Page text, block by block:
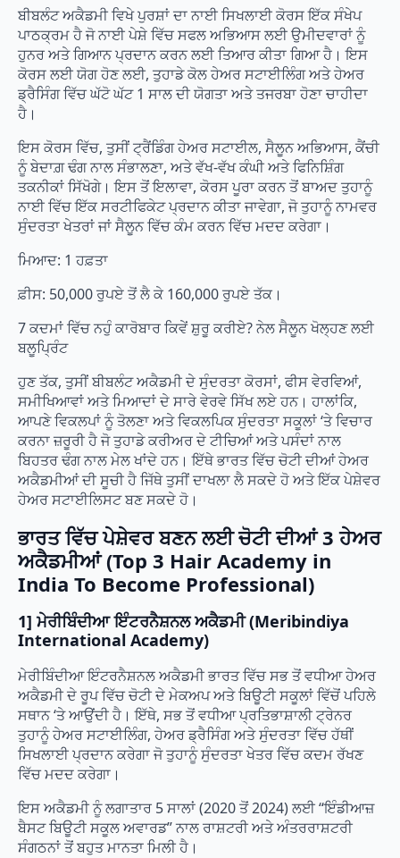
ਬੀਬਲੰਟ ਅਕੈਡਮੀ ਵਿਖੇ ਪੁਰਸ਼ਾਂ ਦਾ ਨਾਈ ਸਿਖਲਾਈ ਕੋਰਸ ਇੱਕ ਸੰਖੇਪ
ਪਾਠਕ੍ਰਮ ਹੈ ਜੋ ਨਾਈ ਪੇਸ਼ੇ ਵਿੱਚ ਸਫਲ ਅਭਿਆਸ ਲਈ ਉਮੀਦਵਾਰਾਂ ਨੂੰ
ਹੁਨਰ ਅਤੇ ਗਿਆਨ ਪ੍ਰਦਾਨ ਕਰਨ ਲਈ ਤਿਆਰ ਕੀਤਾ ਗਿਆ ਹੈ। ਇਸ
ਕੋਰਸ ਲਈ ਯੋਗ ਹੋਣ ਲਈ, ਤੁਹਾਡੇ ਕੋਲ ਹੇਅਰ ਸਟਾਈਲਿੰਗ ਅਤੇ ਹੇਅਰ
ਡ੍ਰੈਸਿੰਗ ਵਿੱਚ ਘੱਟੋ ਘੱਟ 1 ਸਾਲ ਦੀ ਯੋਗਤਾ ਅਤੇ ਤਜਰਬਾ ਹੋਣਾ ਚਾਹੀਦਾ
ਹੈ।
ਇਸ ਕੋਰਸ ਵਿੱਚ, ਤੁਸੀਂ ਟ੍ਰੈਂਡਿੰਗ ਹੇਅਰ ਸਟਾਈਲ, ਸੈਲੂਨ ਅਭਿਆਸ, ਕੈਂਚੀ
ਨੂੰ ਬੇਦਾਗ਼ ਢੰਗ ਨਾਲ ਸੰਭਾਲਣਾ, ਅਤੇ ਵੱਖ-ਵੱਖ ਕੰਘੀ ਅਤੇ ਫਿਨਿਸ਼ਿੰਗ
ਤਕਨੀਕਾਂ ਸਿੱਖੋਗੇ। ਇਸ ਤੋਂ ਇਲਾਵਾ, ਕੋਰਸ ਪੂਰਾ ਕਰਨ ਤੋਂ ਬਾਅਦ ਤੁਹਾਨੂੰ
ਨਾਈ ਵਿੱਚ ਇੱਕ ਸਰਟੀਫਿਕੇਟ ਪ੍ਰਦਾਨ ਕੀਤਾ ਜਾਵੇਗਾ, ਜੋ ਤੁਹਾਨੂੰ ਨਾਮਵਰ
ਸੁੰਦਰਤਾ ਖੇਤਰਾਂ ਜਾਂ ਸੈਲੂਨ ਵਿੱਚ ਕੰਮ ਕਰਨ ਵਿੱਚ ਮਦਦ ਕਰੇਗਾ।
ਮਿਆਦ: 1 ਹਫ਼ਤਾ
ਫ਼ੀਸ: 50,000 ਰੁਪਏ ਤੋਂ ਲੈ ਕੇ 160,000 ਰੁਪਏ ਤੱਕ।
7 ਕਦਮਾਂ ਵਿੱਚ ਨਹੁੰ ਕਾਰੋਬਾਰ ਕਿਵੇਂ ਸ਼ੁਰੂ ਕਰੀਏ? ਨੇਲ ਸੈਲੂਨ ਖੋਲ੍ਹਣ ਲਈ
ਬਲੂਪ੍ਰਿੰਟ
ਹੁਣ ਤੱਕ, ਤੁਸੀਂ ਬੀਬਲੰਟ ਅਕੈਡਮੀ ਦੇ ਸੁੰਦਰਤਾ ਕੋਰਸਾਂ, ਫੀਸ ਵੇਰਵਿਆਂ,
ਸਮੀਖਿਆਵਾਂ ਅਤੇ ਮਿਆਦਾਂ ਦੇ ਸਾਰੇ ਵੇਰਵੇ ਸਿੱਖ ਲਏ ਹਨ। ਹਾਲਾਂਕਿ,
ਆਪਣੇ ਵਿਕਲਪਾਂ ਨੂੰ ਤੋਲਣਾ ਅਤੇ ਵਿਕਲਪਿਕ ਸੁੰਦਰਤਾ ਸਕੂਲਾਂ ‘ਤੇ ਵਿਚਾਰ
ਕਰਨਾ ਜ਼ਰੂਰੀ ਹੈ ਜੋ ਤੁਹਾਡੇ ਕਰੀਅਰ ਦੇ ਟੀਚਿਆਂ ਅਤੇ ਪਸੰਦਾਂ ਨਾਲ
ਬਿਹਤਰ ਢੰਗ ਨਾਲ ਮੇਲ ਖਾਂਦੇ ਹਨ। ਇੱਥੇ ਭਾਰਤ ਵਿੱਚ ਚੋਟੀ ਦੀਆਂ ਹੇਅਰ
ਅਕੈਡਮੀਆਂ ਦੀ ਸੂਚੀ ਹੈ ਜਿੱਥੇ ਤੁਸੀਂ ਦਾਖਲਾ ਲੈ ਸਕਦੇ ਹੋ ਅਤੇ ਇੱਕ ਪੇਸ਼ੇਵਰ
ਹੇਅਰ ਸਟਾਈਲਿਸਟ ਬਣ ਸਕਦੇ ਹੋ।
ਭਾਰਤ ਵਿੱਚ ਪੇਸ਼ੇਵਰ ਬਣਨ ਲਈ ਚੋਟੀ ਦੀਆਂ 3 ਹੇਅਰ
ਅਕੈਡਮੀਆਂ (Top 3 Hair Academy in
India To Become Professional)
1] ਮੇਰੀਬਿੰਦੀਆ ਇੰਟਰਨੈਸ਼ਨਲ ਅਕੈਡਮੀ (Meribindiya
International Academy)
ਮੇਰੀਬਿੰਦੀਆ ਇੰਟਰਨੈਸ਼ਨਲ ਅਕੈਡਮੀ ਭਾਰਤ ਵਿੱਚ ਸਭ ਤੋਂ ਵਧੀਆ ਹੇਅਰ
ਅਕੈਡਮੀ ਦੇ ਰੂਪ ਵਿੱਚ ਚੋਟੀ ਦੇ ਮੇਕਅਪ ਅਤੇ ਬਿਊਟੀ ਸਕੂਲਾਂ ਵਿੱਚੋਂ ਪਹਿਲੇ
ਸਥਾਨ ‘ਤੇ ਆਉਂਦੀ ਹੈ। ਇੱਥੇ, ਸਭ ਤੋਂ ਵਧੀਆ ਪ੍ਰਤਿਭਾਸ਼ਾਲੀ ਟ੍ਰੇਨਰ
ਤੁਹਾਨੂੰ ਹੇਅਰ ਸਟਾਈਲਿੰਗ, ਹੇਅਰ ਡ੍ਰੈਸਿੰਗ ਅਤੇ ਸੁੰਦਰਤਾ ਵਿੱਚ ਹੱਥੀਂ
ਸਿਖਲਾਈ ਪ੍ਰਦਾਨ ਕਰੇਗਾ ਜੋ ਤੁਹਾਨੂੰ ਸੁੰਦਰਤਾ ਖੇਤਰ ਵਿੱਚ ਕਦਮ ਰੱਖਣ
ਵਿੱਚ ਮਦਦ ਕਰੇਗਾ।
ਇਸ ਅਕੈਡਮੀ ਨੂੰ ਲਗਾਤਾਰ 5 ਸਾਲਾਂ (2020 ਤੋਂ 2024) ਲਈ “ਇੰਡੀਆਜ਼
ਬੈਸਟ ਬਿਊਟੀ ਸਕੂਲ ਅਵਾਰਡ” ਨਾਲ ਰਾਸ਼ਟਰੀ ਅਤੇ ਅੰਤਰਰਾਸ਼ਟਰੀ
ਸੰਗਠਨਾਂ ਤੋਂ ਬਹੁਤ ਮਾਨਤਾ ਮਿਲੀ ਹੈ।